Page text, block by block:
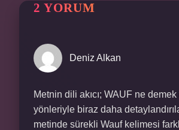
2 YORUM
Deniz Alkan
Metnin dili akıcı; WAUF ne
yönleriyle biraz daha
metinde sürekli Wauf kelimesi